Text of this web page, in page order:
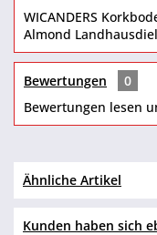
WICANDERS
Almond
Bewertungen
0
Bewertungen lesen
Ähnliche Artikel
Kunden haben sich